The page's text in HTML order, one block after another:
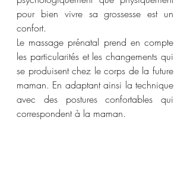
pour bien vivre sa grossesse est un
confort.
Le massage prénatal prend en compte
les particularités et les changements qui
se produisent chez le corps de la future
maman. En adaptant ainsi la technique
avec des postures confortables qui
correspondent à la maman.